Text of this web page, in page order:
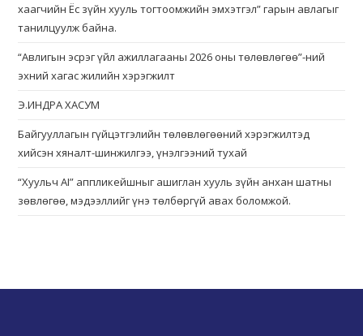
хаагчийн Ёс зүйн хууль тогтоомжийн эмхэтгэл” гарын авлагыг
танилцуулж байна.
“Авлигын эсрэг үйл ажиллагааны 2026 оны төлөвлөгөө”-ний
эхний хагас жилийн хэрэгжилт
Э.ИНДРА ХАСУМ
Байгууллагын гүйцэтгэлийн төлөвлөгөөний хэрэгжилтэд
хийсэн хяналт-шинжилгээ, үнэлгээний тухай
“Хуульч АІ” аппликейшныг ашиглан хууль зүйн анхан шатны
зөвлөгөө, мэдээллийг үнэ төлбөргүй авах боломжой.